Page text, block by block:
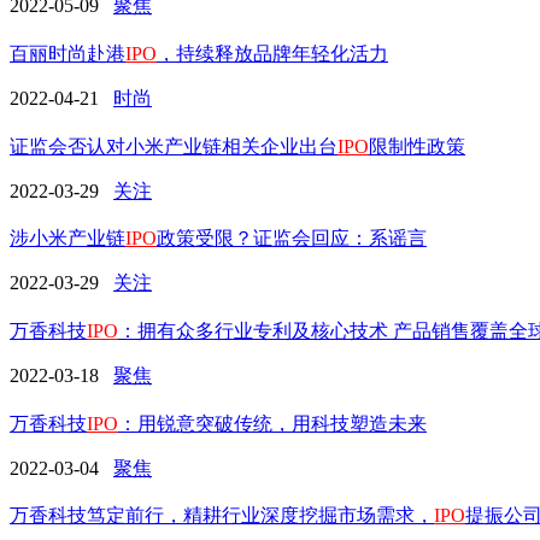
2022-05-09 聚焦
百丽时尚赴港IPO ，持续释放品牌年轻化活力
2022-04-21 时尚
证监会否认对小米产业链相关企业出台IPO限制性政策
2022-03-29 关注
涉小米产业链IPO政策受限？证监会回应：系谣言
2022-03-29 关注
万香科技IPO ：拥有众多行业专利及核心技术 产品销售覆盖全
2022-03-18 聚焦
万香科技IPO ：用锐意突破传统，用科技塑造未来
2022-03-04 聚焦
万香科技笃定前行，精耕行业深度挖掘市场需求， IPO提振公